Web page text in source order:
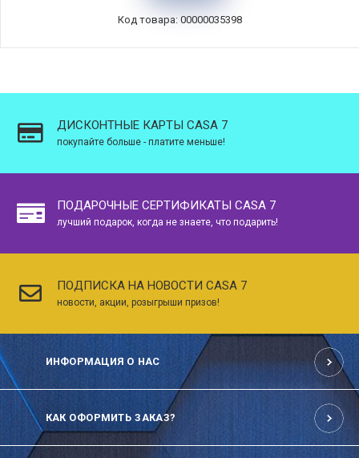
Код товара: 00000035398
ДИСКОНТНЫЕ КАРТЫ CASA 7
покупайте больше - платите меньше!
ПОДАРОЧНЫЕ СЕРТИФИКАТЫ CASA 7
лучший подарок, когда не знаете, что подарить!
ПОДПИСКА НА НОВОСТИ CASA 7
новости, акции, розыгрыши призов!
ИНФОРМАЦИЯ О НАС
КАК ОФОРМИТЬ ЗАКАЗ?